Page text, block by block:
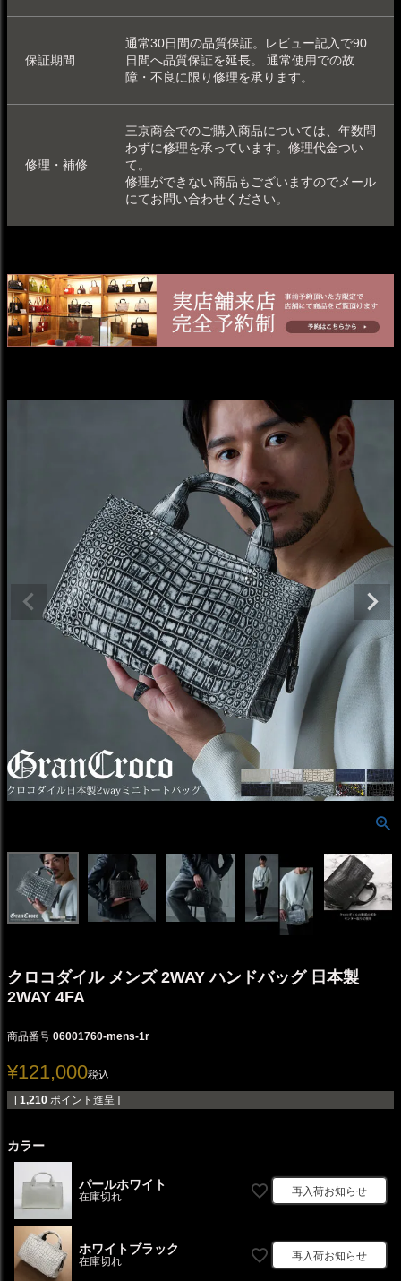
保証期間
通常30日間の品質保証。レビュー記入で90
日間へ品質保証を延長。 通常使用での故
障・不良に限り修理を承ります。
修理・補修
三京商会でのご購入商品については、年数問
わずに修理を承っています。 修理代金つい
て 。
修理ができない商品もございますのでメール
にてお問い合わせください。
クロコダイル メンズ 2WAY ハンドバッグ 日本製
2WAY 4FA
商品番号 06001760-mens-1r
¥121,000税込
[ 1,210 ポイント進呈 ]
カラー
パールホワイト
在庫切れ 再入荷お知らせ
ホワイトブラック
在庫切れ 再入荷お知らせ